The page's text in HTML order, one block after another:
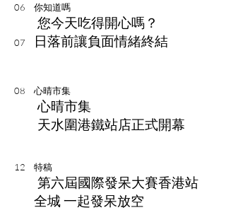
06 你知道嗎
您今天吃得開心嗎？
07 日落前讓負面情緒終結
08 心晴市集
心晴市集
天水圍港鐵站店正式開幕
12 特稿
第六屆國際發呆大賽香港站
全城 一起發呆放空